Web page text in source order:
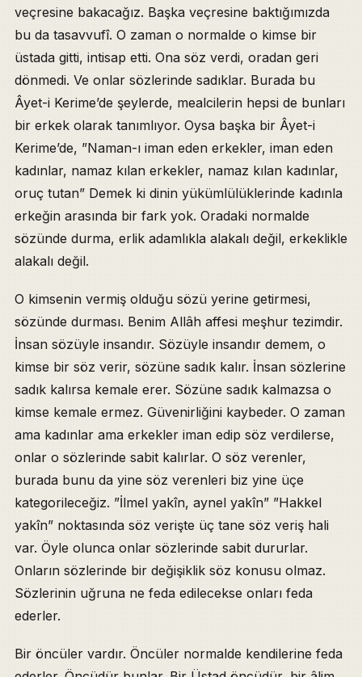
veçresine bakacağız. Başka veçresine baktığımızda
bu da tasavvufî. O zaman o normalde o kimse bir
üstada gitti, intisap etti. Ona söz verdi, oradan geri
dönmedi. Ve onlar sözlerinde sadıklar. Burada bu
Âyet-i Kerime’de şeylerde, mealcilerin hepsi de bunları
bir erkek olarak tanımlıyor. Oysa başka bir Âyet-i
Kerime’de, ”Naman-ı iman eden erkekler, iman eden
kadınlar, namaz kılan erkekler, namaz kılan kadınlar,
oruç tutan” Demek ki dinin yükümlülüklerinde kadınla
erkeğin arasında bir fark yok. Oradaki normalde
sözünde durma, erlik adamlıkla alakalı değil, erkeklikle
alakalı değil.
O kimsenin vermiş olduğu sözü yerine getirmesi,
sözünde durması. Benim Allâh affesi meşhur tezimdir.
İnsan sözüyle insandır. Sözüyle insandır demem, o
kimse bir söz verir, sözüne sadık kalır. İnsan sözlerine
sadık kalırsa kemale erer. Sözüne sadık kalmazsa o
kimse kemale ermez. Güvenirliğini kaybeder. O zaman
ama kadınlar ama erkekler iman edip söz verdilerse,
onlar o sözlerinde sabit kalırlar. O söz verenler,
burada bunu da yine söz verenleri biz yine üçe
kategorileceğiz. ”İlmel yakîn, aynel yakîn” ”Hakkel
yakîn” noktasında söz verişte üç tane söz veriş hali
var. Öyle olunca onlar sözlerinde sabit dururlar.
Onların sözlerinde bir değişiklik söz konusu olmaz.
Sözlerinin uğruna ne feda edilecekse onları feda
ederler.
Bir öncüler vardır. Öncüler normalde kendilerine feda